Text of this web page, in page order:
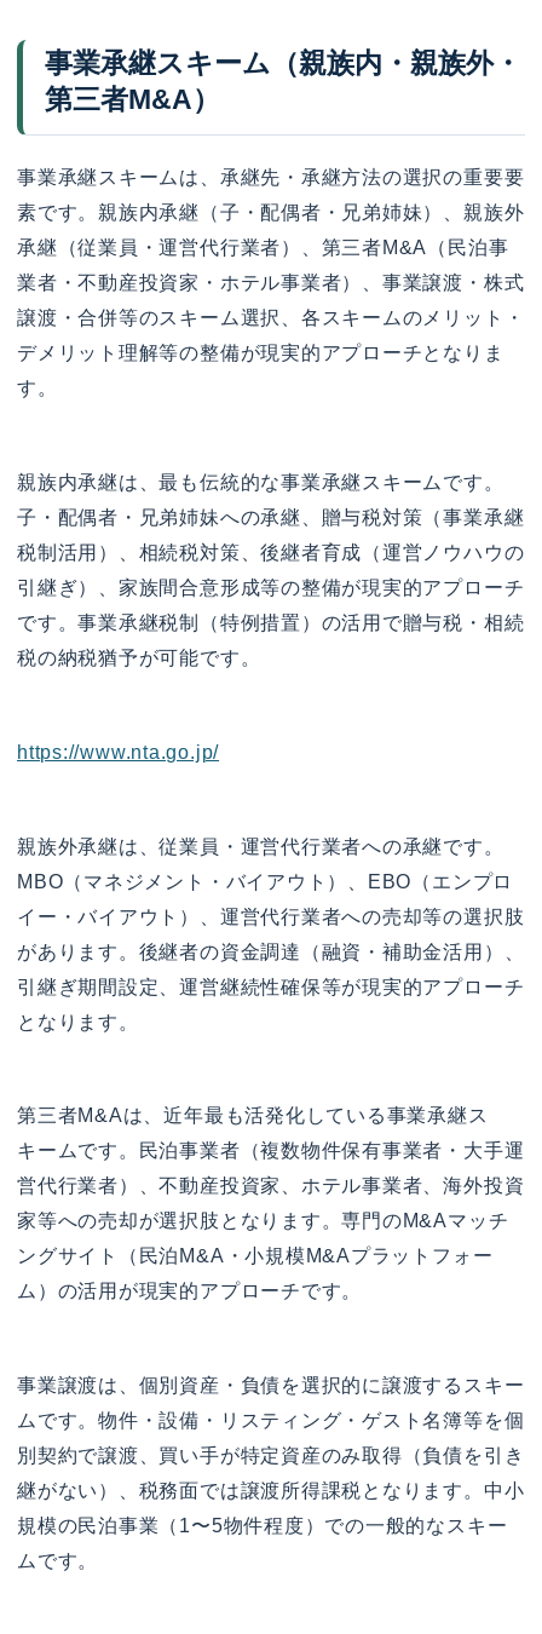
事業承継スキーム（親族内・親族外・
第三者M&A）
事業承継スキームは、承継先・承継方法の選択の重要要
素です。親族内承継（子・配偶者・兄弟姉妹）、親族外
承継（従業員・運営代行業者）、第三者M&A（民泊事
業者・不動産投資家・ホテル事業者）、事業譲渡・株式
譲渡・合併等のスキーム選択、各スキームのメリット・
デメリット理解等の整備が現実的アプローチとなりま
す。
親族内承継は、最も伝統的な事業承継スキームです。
子・配偶者・兄弟姉妹への承継、贈与税対策（事業承継
税制活用）、相続税対策、後継者育成（運営ノウハウの
引継ぎ）、家族間合意形成等の整備が現実的アプローチ
です。事業承継税制（特例措置）の活用で贈与税・相続
税の納税猶予が可能です。
https://www.nta.go.jp/
親族外承継は、従業員・運営代行業者への承継です。
MBO（マネジメント・バイアウト）、EBO（エンプロ
イー・バイアウト）、運営代行業者への売却等の選択肢
があります。後継者の資金調達（融資・補助金活用）、
引継ぎ期間設定、運営継続性確保等が現実的アプローチ
となります。
第三者M&Aは、近年最も活発化している事業承継ス
キームです。民泊事業者（複数物件保有事業者・大手運
営代行業者）、不動産投資家、ホテル事業者、海外投資
家等への売却が選択肢となります。専門のM&Aマッチ
ングサイト（民泊M&A・小規模M&Aプラットフォー
ム）の活用が現実的アプローチです。
事業譲渡は、個別資産・負債を選択的に譲渡するスキー
ムです。物件・設備・リスティング・ゲスト名簿等を個
別契約で譲渡、買い手が特定資産のみ取得（負債を引き
継がない）、税務面では譲渡所得課税となります。中小
規模の民泊事業（1〜5物件程度）での一般的なスキー
ムです。